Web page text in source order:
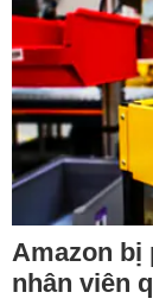
Amazon bị
nhân viên